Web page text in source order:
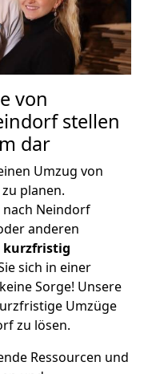
von
stellen
dar
Umzug von
planen.
nach Neindorf
anderen
kurzfristig
sich in einer
Sorge! Unsere
Umzüge
zu lösen.
Ressourcen und